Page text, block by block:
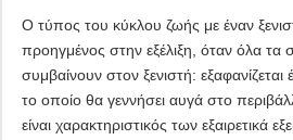
Ο τύπος του κύκλου ζωής με έναν
προηγμένος στην εξέλιξη, όταν όλα τα
συμβαίνουν στον ξενιστή:
το οποίο θα γεννήσει αυγά στο
είναι χαρακτηριστικός των εξαιρετικά